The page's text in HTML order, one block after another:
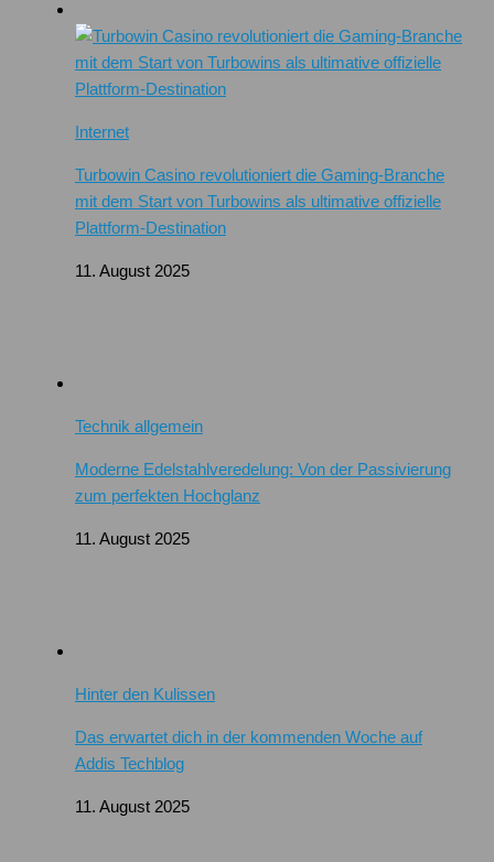
Internet
Turbowin Casino revolutioniert die Gaming-Branche
mit dem Start von Turbowins als ultimative offizielle
Plattform-Destination
11. August 2025
Technik allgemein
Moderne Edelstahlveredelung: Von der Passivierung
zum perfekten Hochglanz
11. August 2025
Hinter den Kulissen
Das erwartet dich in der kommenden Woche auf
Addis Techblog
11. August 2025